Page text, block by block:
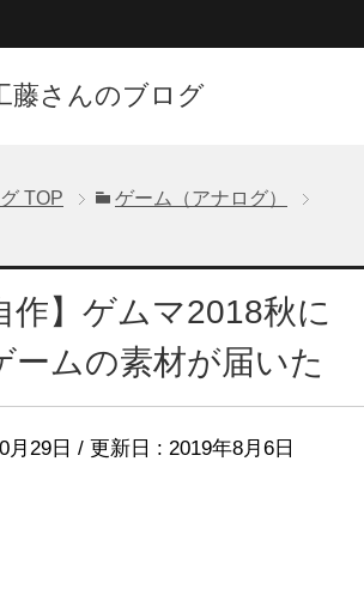
藤さんのブログ
TOP
ゲーム（アナログ）
作】ゲムマ2018秋に
ームの素材が届いた
月29日 / 更新日 : 2019年8月6日